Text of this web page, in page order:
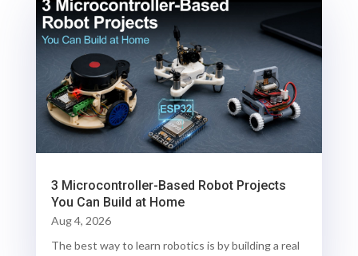
3 Microcontroller-Based Robot Projects
You Can Build at Home
Aug 4, 2026
The best way to learn robotics is by building a real